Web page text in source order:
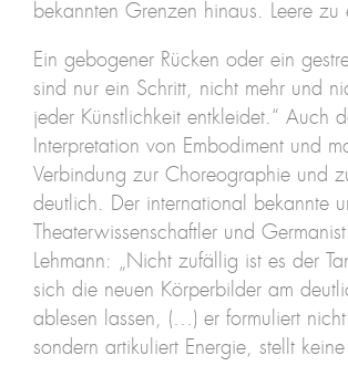
bekannten Grenzen hinaus. Leere zu
Ein gebogener Rücken oder ein
sind nur ein Schritt, nicht mehr und
jeder Künstlichkeit entkleidet.“ Auch
Interpretation von Embodiment und
Verbindung zur Choreographie und
deutlich. Der international bekannte
Theaterwissenschaftler und
Lehmann: „Nicht zufällig ist es der
sich die neuen Körperbilder am
ablesen lassen, (…) er formuliert
sondern artikuliert Energie, stellt